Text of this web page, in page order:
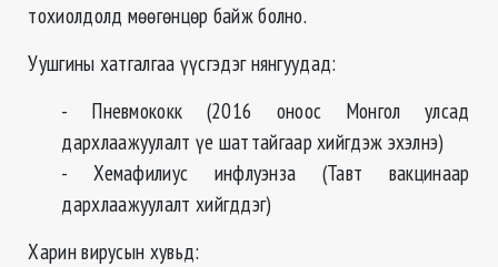
тохиолдолд мөөгөнцөр байж болно.
Уушгины хатгалгаа үүсгэдэг нянгуудад:
- Пневмококк (2016 оноос Монгол улсад
дархлаажуулалт үе шаттайгаар хийгдэж эхэлнэ)
- Хемафилиус инфлуэнза (Тавт вакцинаар
дархлаажуулалт хийгддэг)
Харин вирусын хувьд: